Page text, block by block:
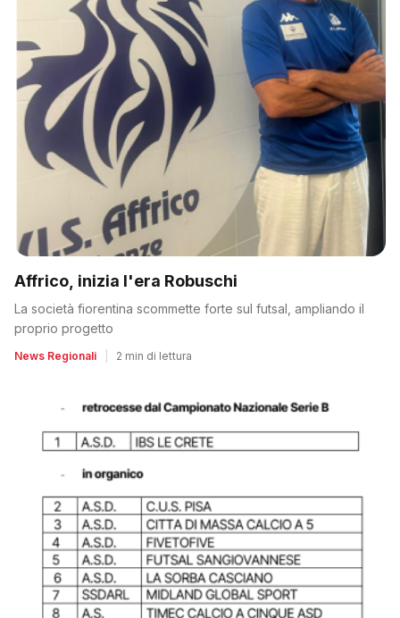
Affrico, inizia l'era Robuschi
La società fiorentina scommette forte sul futsal, ampliando il
proprio progetto
News Regionali 2 min di lettura